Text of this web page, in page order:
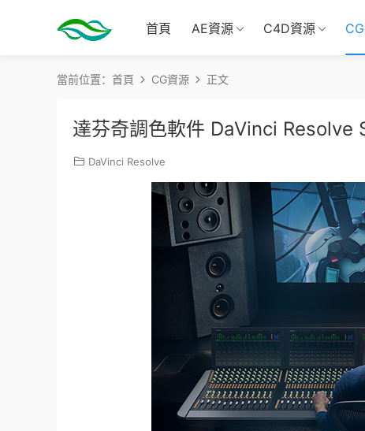
首頁 AE資源 C4D資源
當前位置： 首頁 CG資源 正文
達芬奇調色軟件 DaVinci
DaVinci Resolve